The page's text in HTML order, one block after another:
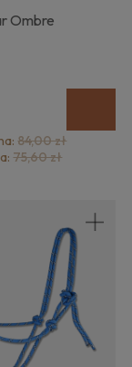
Ombre
84,00 zł
75,60 zł